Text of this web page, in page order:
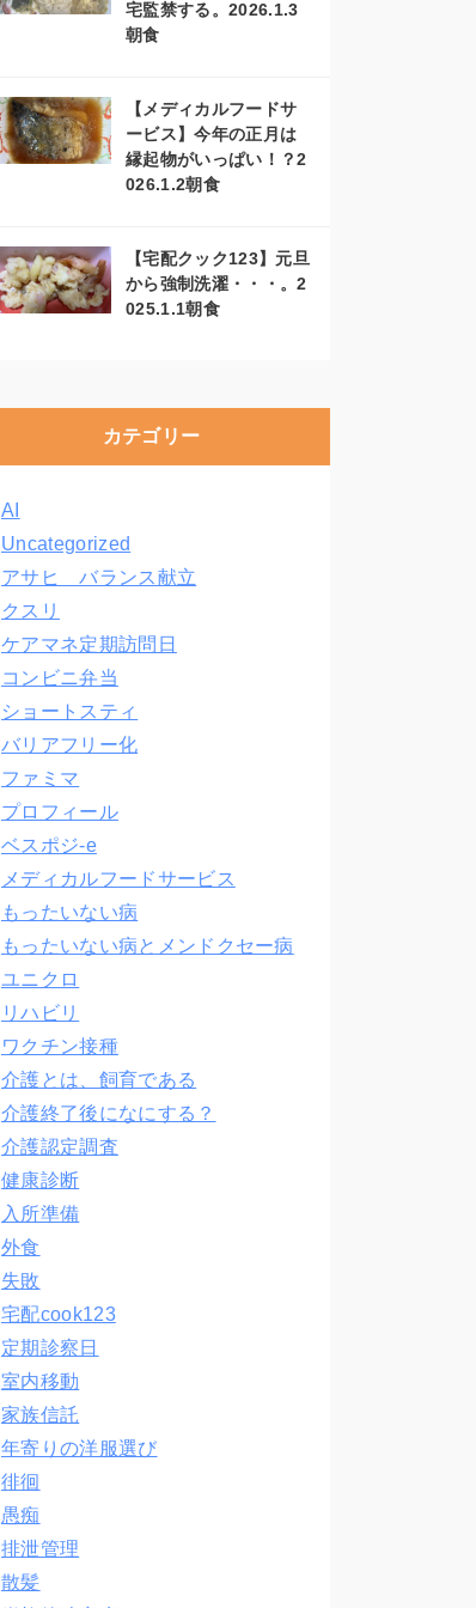
宅監禁する。2026.1.3
朝食
【メディカルフードサ
ービス】今年の正月は
縁起物がいっぱい！？2
026.1.2朝食
【宅配クック123】元旦
から強制洗濯・・・。2
025.1.1朝食
カテゴリー
AI
Uncategorized
アサヒ バランス献立
クスリ
ケアマネ定期訪問日
コンビニ弁当
ショートスティ
バリアフリー化
ファミマ
プロフィール
ベスポジ-e
メディカルフードサービス
もったいない病
もったいない病とメンドクセー病
ユニクロ
リハビリ
ワクチン接種
介護とは、飼育である
介護終了後になにする？
介護認定調査
健康診断
入所準備
外食
失敗
宅配cook123
定期診察日
室内移動
家族信託
年寄りの洋服選び
徘徊
愚痴
排泄管理
散髪